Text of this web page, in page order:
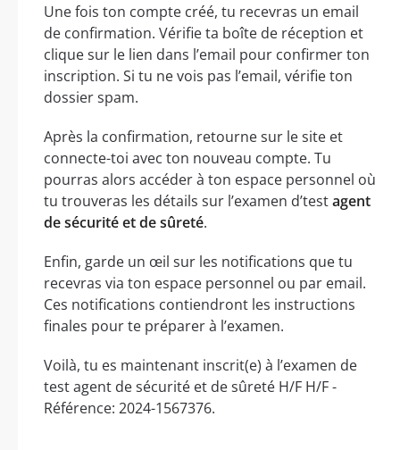
Une fois ton compte créé, tu recevras un email
de confirmation. Vérifie ta boîte de réception et
clique sur le lien dans l’email pour confirmer ton
inscription. Si tu ne vois pas l’email, vérifie ton
dossier spam.
Après la confirmation, retourne sur le site et
connecte-toi avec ton nouveau compte. Tu
pourras alors accéder à ton espace personnel où
tu trouveras les détails sur l’examen d’testagent
de sécurité et de sûreté.
Enfin, garde un œil sur les notifications que tu
recevras via ton espace personnel ou par email.
Ces notifications contiendront les instructions
finales pour te préparer à l’examen.
Voilà, tu es maintenant inscrit(e) à l’examen de
test agent de sécurité et de sûreté H/F H/F -
Référence: 2024-1567376.